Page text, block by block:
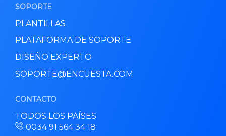
SOPORTE
PLANTILLAS
PLATAFORMA DE SOPORTE
DISEÑO EXPERTO
SOPORTE@ENCUESTA.COM
CONTACTO
TODOS LOS PAÍSES
0034 91 564 34 18